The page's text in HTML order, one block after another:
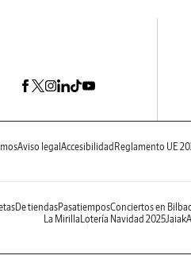
Aviso legal Accesibilidad Reglamento UE
De tiendasPasatiemposConciertos en
La Mirilla Lotería Navidad 2025Jaiak